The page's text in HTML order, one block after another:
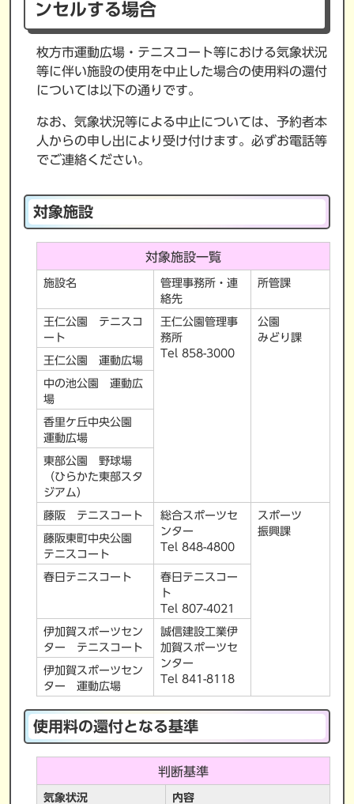
ンセルする場合
枚方市運動広場・テニスコート等における気象状況
等に伴い施設の使用を中止した場合の使用料の還付
については以下の通りです。
なお、気象状況等による中止については、予約者本
人からの申し出により受け付けます。必ずお電話等
でご連絡ください。
対象施設
対象施設一覧
施設名
管理事務所・連
絡先
所管課
王仁公園 テニスコ
ート
王仁公園管理事
務所
Tel 858-3000
公園
みどり課
王仁公園 運動広場
中の池公園 運動広
場
香里ケ丘中央公園
運動広場
東部公園 野球場
（ひらかた東部スタ
ジアム）
藤阪 テニスコート
総合スポーツセ
ンター
Tel 848-4800
スポーツ
振興課
藤阪東町中央公園
テニスコート
春日テニスコート
春日テニスコー
ト
Tel 807-4021
伊加賀スポーツセン
ター テニスコート
誠信建設工業伊
加賀スポーツセ
ンター
Tel 841-8118
伊加賀スポーツセン
ター 運動広場
使用料の還付となる基準
判断基準
気象状況 内容